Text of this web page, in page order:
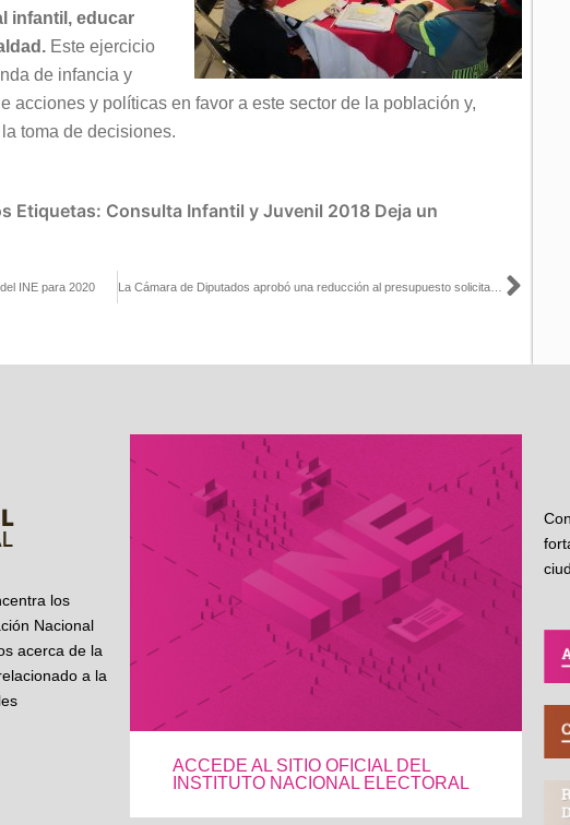
infantil, educar
Este ejercicio
de infancia y
acciones y políticas en favor a este sector de la población y,
toma de decisiones.
Etiquetas: Consulta Infantil y Juvenil 2018 Deja un
INE para 2020
los
Nacional
acerca de la
a la
ACCEDE AL SITIO OFICIAL DEL
INSTITUTO NACIONAL ELECTORAL